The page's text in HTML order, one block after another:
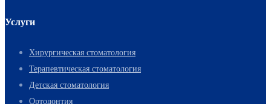
Услуги
Хирургическая стоматология
Терапевтическая стоматология
Детская стоматология
Ортодонтия